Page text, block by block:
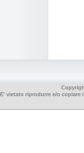
E' vietato riprodurre e/o copiare